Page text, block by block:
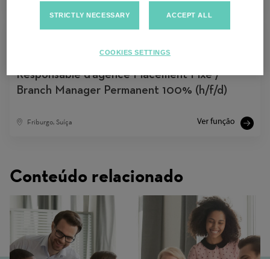
Responsable d’agence Placement Fixe /
Branch Manager Permanent 100% (h/f/d)
Friburgo, Suíça
Conteúdo relacionado
STRICTLY NECESSARY ACCEPT ALL
COOKIES SETTINGS